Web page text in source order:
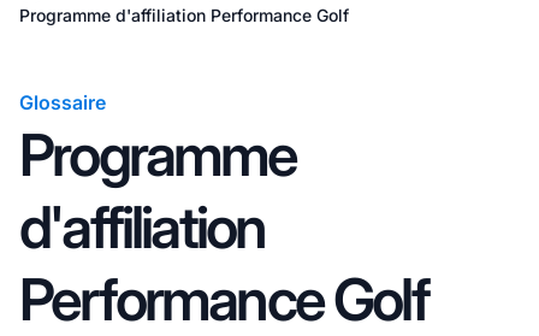
Home
Programme d'affiliation Performance Golf
Glossaire
Programme
d'affiliation
Performance Golf